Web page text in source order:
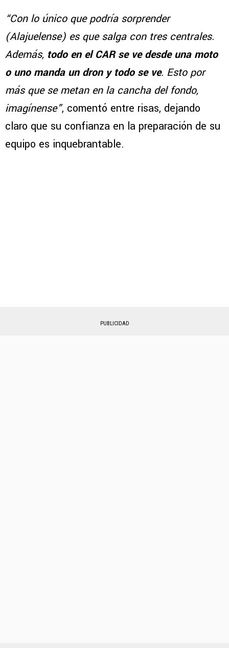
“Con lo único que podría sorprender
(Alajuelense) es que salga con tres centrales.
Además, todo en el CAR se ve desde una moto
o uno manda un dron y todo se ve. Esto por
más que se metan en la cancha del fondo,
imagínense”, comentó entre risas, dejando
claro que su confianza en la preparación de su
equipo es inquebrantable.
PUBLICIDAD